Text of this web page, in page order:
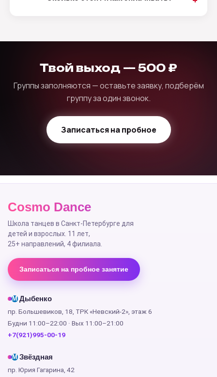
Твой выход — 500 ₽
Группы заполняются — оставьте заявку, подберём
группу за один звонок.
Записаться на пробное
Cosmo Dance
Школа танцев в Санкт-Петербурге для
детей и взрослых. 11 лет,
25+ направлений, 4 филиала.
Записаться на пробное занятие
М Дыбенко
пр. Большевиков, 18, ТРК «Невский-2», этаж 6
Будни 11:00–22:00 · Вых 11:00–21:00
+7(921)995-00-19
М Звёздная
пр. Юрия Гагарина, 42